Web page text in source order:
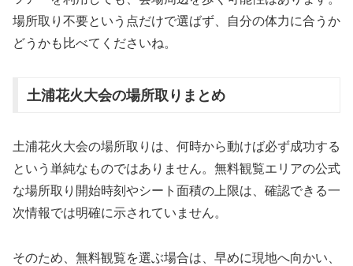
場所取り不要という点だけで選ばず、自分の体力に合うか
どうかも比べてくださいね。
土浦花火大会の場所取りまとめ
土浦花火大会の場所取りは、何時から動けば必ず成功する
という単純なものではありません。無料観覧エリアの公式
な場所取り開始時刻やシート面積の上限は、確認できる一
次情報では明確に示されていません。
そのため、無料観覧を選ぶ場合は、早めに現地へ向かい、